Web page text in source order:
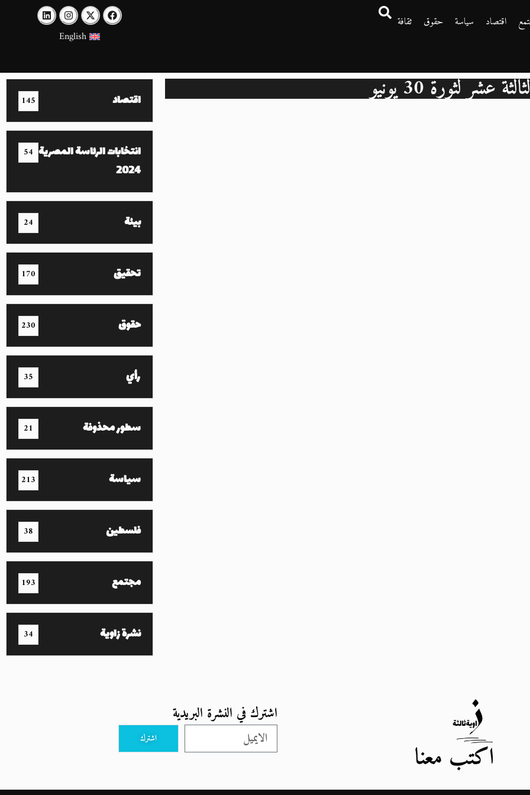
اقتصاد سياسة حقوق
ثقافة
English
عشر لثورة 30 يونيو اقتصاد 145
انتخابات الرئاسة المصرية
2024
54
بيئة 24
تحقيق 170
حقوق 230
رأي 35
سطور محذوفة 21
سياسة 213
فلسطين 38
مجتمع 193
نشرة زاوية 34
اكتب معنا
اشترك في النشرة البريدية
اشترك